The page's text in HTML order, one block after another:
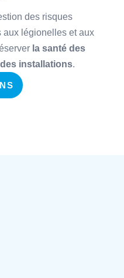
des risques
aux légionelles et aux
la santé des
installations.